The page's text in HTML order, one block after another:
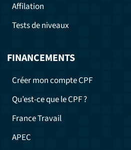
Affilation
Tests de niveaux
FINANCEMENTS
Créer mon compte CPF
Qu’est-ce que le CPF ?
France Travail
APEC